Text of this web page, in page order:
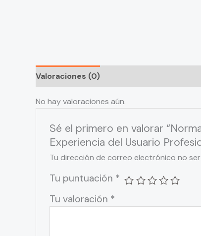
Valoraciones (0)
No hay valoraciones aún.
Sé el primero en valorar
Experiencia del Usuario
Tu dirección de correo electrónico no
Tu puntuación *
Tu valoración *